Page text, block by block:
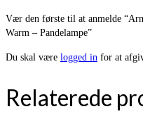
Vær den første til at anmelde
Warm – Pandelampe”
Du skal være logged in for at
Relaterede